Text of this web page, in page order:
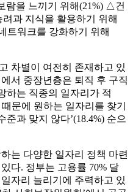
람을 느끼기 위해(21%) △건
과 지식을 활용하기 위해
트워크를 강화하기 위해
차별이 여전히 존재하고 있
서 중장년층은 퇴직 후 구직
하는 직종의 일자리가 적
문에 원하는 일자리를 찾기
준과 맞지 않다’(18.4%) 순으
는 다양한 일자리 정책 마련
다. 정부는 고용률 70% 달
자리 늘리기에 주력하고 있